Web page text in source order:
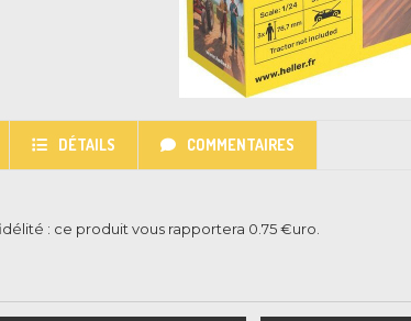
DÉTAILS COMMENTAIRES
: ce produit vous rapportera 0.75€uro.